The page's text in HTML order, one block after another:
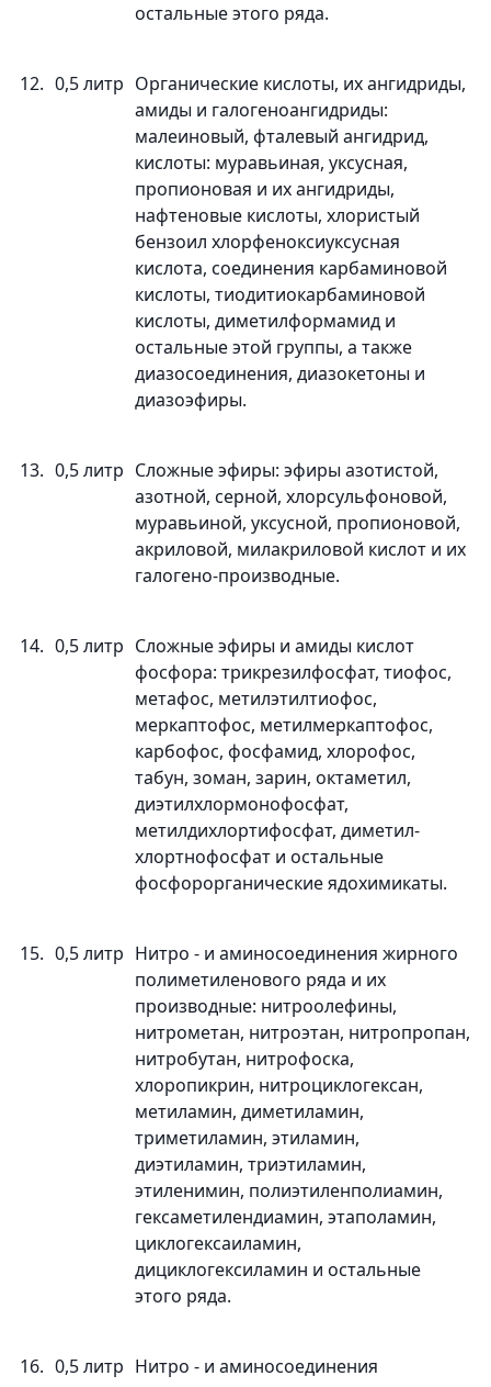
остальные этого ряда.
12. 0,5 литр Органические кислоты, их ангидриды,
амиды и галогеноангидриды:
малеиновый, фталевый ангидрид,
кислоты: муравьиная, уксусная,
пропионовая и их ангидриды,
нафтеновые кислоты, хлористый
бензоил хлорфеноксиуксусная
кислота, соединения карбаминовой
кислоты, тиодитиокарбаминовой
кислоты, диметилформамид и
остальные этой группы, а также
диазосоединения, диазокетоны и
диазоэфиры.
13. 0,5 литр Сложные эфиры: эфиры азотистой,
азотной, серной, хлорсульфоновой,
муравьиной, уксусной, пропионовой,
акриловой, милакриловой кислот и их
галогено-производные.
14. 0,5 литр Сложные эфиры и амиды кислот
фосфора: трикрезилфосфат, тиофос,
метафос, метилэтилтиофос,
меркаптофос, метилмеркаптофос,
карбофос, фосфамид, хлорофос,
табун, зоман, зарин, октаметил,
диэтилхлормонофосфат,
метилдихлортифосфат, диметил-
хлортнофосфат и остальные
фосфорорганические ядохимикаты.
15. 0,5 литр Нитро - и аминосоединения жирного
полиметиленового ряда и их
производные: нитроолефины,
нитрометан, нитроэтан, нитропропан,
нитробутан, нитрофоска,
хлоропикрин, нитроциклогексан,
метиламин, диметиламин,
триметиламин, этиламин,
диэтиламин, триэтиламин,
этиленимин, полиэтиленполиамин,
гексаметилендиамин, этаполамин,
циклогексаиламин,
дициклогексиламин и остальные
этого ряда.
16. 0,5 литр Нитро - и аминосоединения